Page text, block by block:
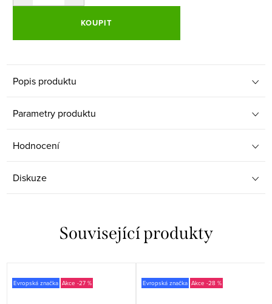
KOUPIT
Popis produktu
Parametry produktu
Hodnocení
Diskuze
Související produkty
Evropská značka -27 % Evropská značka -28 %